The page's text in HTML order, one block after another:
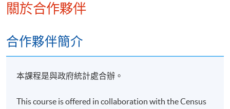
-短期課程
-個別學歷頒授課程
報讀同一學歷頒授課程內其他單元
交下期學費的學員，提供網上服務，如學員就讀的課
關於合作夥伴
合作夥伴簡介
本課程是與政府統計處合辦。
This course is offered in collaboration with the Census